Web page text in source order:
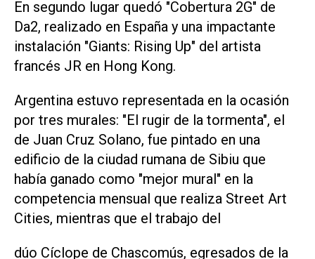
En segundo lugar quedó "Cobertura 2G" de
Da2, realizado en España y una impactante
instalación "Giants: Rising Up" del artista
francés JR en Hong Kong.
Argentina estuvo representada en la ocasión
por tres murales: "El rugir de la tormenta", el
de Juan Cruz Solano, fue pintado en una
edificio de la ciudad rumana de Sibiu que
había ganado como "mejor mural" en la
competencia mensual que realiza Street Art
Cities, mientras que el trabajo del
dúo Cíclope de Chascomús, egresados de la